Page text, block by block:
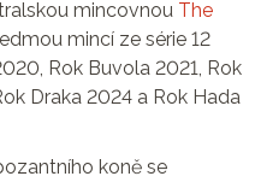
mincovnou The
mincí ze série 12
Rok Buvola 2021, Rok
Draka 2024 a Rok Hada
koně se